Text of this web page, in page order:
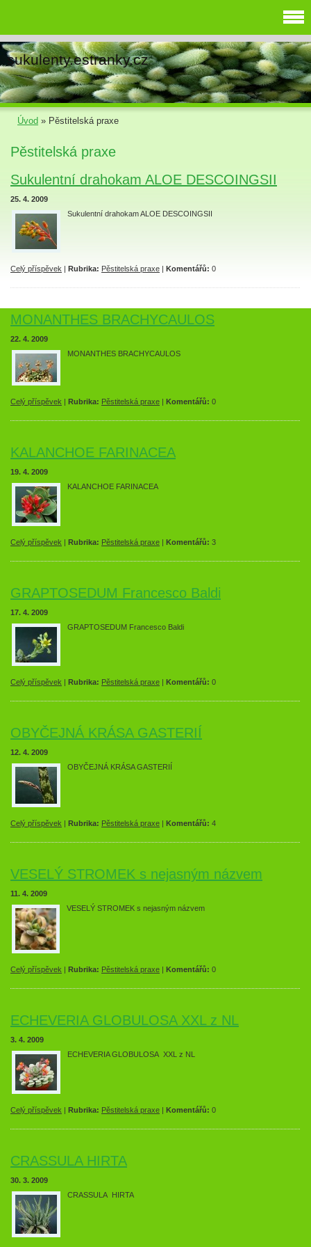
sukulenty.estranky.cz
Úvod » Pěstitelská praxe
Pěstitelská praxe
Sukulentní drahokam ALOE DESCOINGSII
25. 4. 2009
Sukulentní drahokam ALOE DESCOINGSII
Celý příspěvek | Rubrika: Pěstitelská praxe | Komentářů: 0
MONANTHES BRACHYCAULOS
22. 4. 2009
MONANTHES BRACHYCAULOS
Celý příspěvek | Rubrika: Pěstitelská praxe | Komentářů: 0
KALANCHOE FARINACEA
19. 4. 2009
KALANCHOE FARINACEA
Celý příspěvek | Rubrika: Pěstitelská praxe | Komentářů: 3
GRAPTOSEDUM Francesco Baldi
17. 4. 2009
GRAPTOSEDUM Francesco Baldi
Celý příspěvek | Rubrika: Pěstitelská praxe | Komentářů: 0
OBYČEJNÁ KRÁSA GASTERIÍ
12. 4. 2009
OBYČEJNÁ KRÁSA GASTERIÍ
Celý příspěvek | Rubrika: Pěstitelská praxe | Komentářů: 4
VESELÝ STROMEK s nejasným názvem
11. 4. 2009
VESELÝ STROMEK s nejasným názvem
Celý příspěvek | Rubrika: Pěstitelská praxe | Komentářů: 0
ECHEVERIA GLOBULOSA XXL z NL
3. 4. 2009
ECHEVERIA GLOBULOSA XXL z NL
Celý příspěvek | Rubrika: Pěstitelská praxe | Komentářů: 0
CRASSULA HIRTA
30. 3. 2009
CRASSULA HIRTA